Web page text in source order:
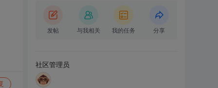
发帖 与我相关 我的任务 分享
社区管理员